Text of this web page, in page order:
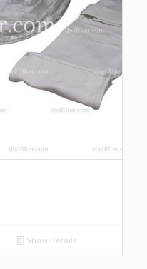
Show Details